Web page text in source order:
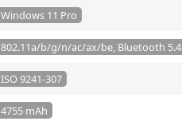
Windows 11 Pro
802.11a/b/g/n/ac/ax/be, Bluetooth 5.4
ISO 9241-307
4755 mAh